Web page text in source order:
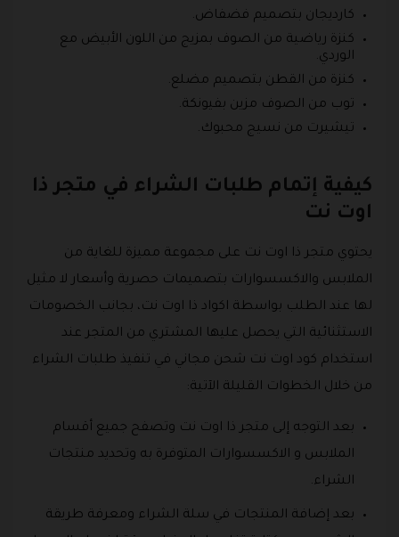
كارديجان بتصميم فضفاض.
كنزة رياضية من الصوف بمزيج من اللون الأبيض مع
الوردي.
كنزة من القطن بتصميم مضلع.
توب من الصوف مزين بفيونكة.
تيشيرت من نسيج محبوك.
كيفية إتمام طلبات الشراء في متجر ذا
اوت نت
يحتوي متجر ذا اوت نت على مجموعة مميزة للغاية من
الملابس والاكسسوارات بتصميمات حصرية وأسعار لا مثيل
لها عند الطلب بواسطة اكواد ذا اوت نت، بجانب الخصومات
الاستثنائية التي يحصل عليها المشتري من المتجر عند
استخدام كود اوت نت شحن مجاني في تنفيذ طلبات الشراء
من خلال الخطوات القليلة الآتية:
بعد التوجه إلى متجر ذا اوت نت وتصفح جميع أقسام
الملابس و الاكسسوارات المتوفرة به وتحديد منتجات
الشراء.
بعد إضافة المنتجات في سلة الشراء ومعرفة طريقة